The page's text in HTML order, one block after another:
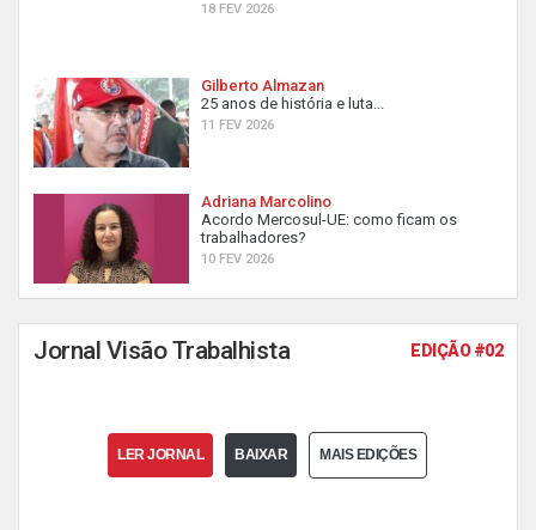
18 FEV 2026
Gilberto Almazan
25 anos de história e luta...
11 FEV 2026
Adriana Marcolino
Acordo Mercosul-UE: como ficam os
trabalhadores?
10 FEV 2026
Jornal Visão Trabalhista EDIÇÃO #02
LER JORNAL BAIXAR MAIS EDIÇÕES